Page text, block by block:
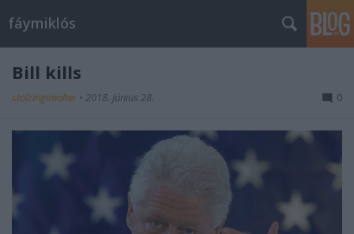
fáymiklós
Bill kills
stolzingimalter • 2018. június 28. 0